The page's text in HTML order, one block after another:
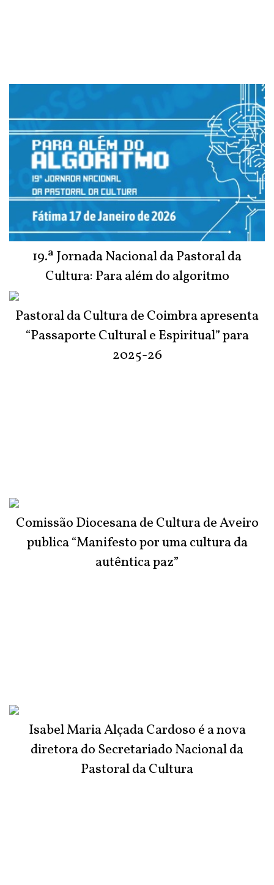
19.ª Jornada Nacional da Pastoral da
Cultura: Para além do algoritmo
Pastoral da Cultura de Coimbra apresenta
“Passaporte Cultural e Espiritual” para
2025-26
Comissão Diocesana de Cultura de Aveiro
publica “Manifesto por uma cultura da
autêntica paz”
Isabel Maria Alçada Cardoso é a nova
diretora do Secretariado Nacional da
Pastoral da Cultura